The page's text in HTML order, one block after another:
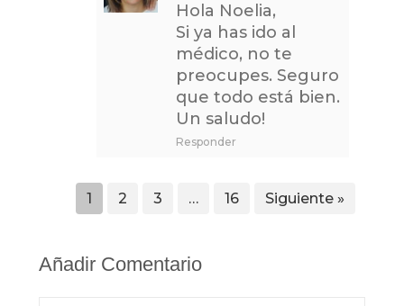
Hola Noelia,
Si ya has ido al
médico, no te
preocupes. Seguro
que todo está bien.
Un saludo!
Responder
1 2 3 … 16 Siguiente »
Añadir Comentario